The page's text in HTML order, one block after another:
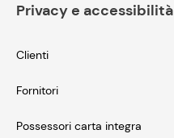
Privacy e accessibilità
Clienti
Fornitori
Possessori carta integra